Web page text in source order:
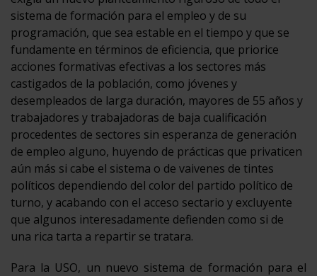
sistema de formación para el empleo y de su
programación, que sea estable en el tiempo y que se
fundamente en términos de eficiencia, que priorice
acciones formativas efectivas a los sectores más
castigados de la población, como jóvenes y
desempleados de larga duración, mayores de 55 años y
trabajadores y trabajadoras de baja cualificación
procedentes de sectores sin esperanza de generación
de empleo alguno, huyendo de prácticas que privaticen
aún más si cabe el sistema o de vaivenes de tintes
políticos dependiendo del color del partido político de
turno, y acabando con el acceso sectario y excluyente
que algunos interesadamente defienden como si de
una rica tarta a repartir se tratara.
Para la USO, un nuevo sistema de formación para el